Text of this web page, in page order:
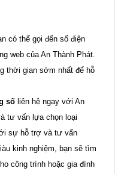
có thể gọi đến số điện
web của An Thành Phát.
thời gian sớm nhất để hỗ
số liên hệ ngay với An
tư vấn lựa chọn loại
sự hỗ trợ và tư vấn
kinh nghiệm, bạn sẽ tìm
công trình hoặc gia đình